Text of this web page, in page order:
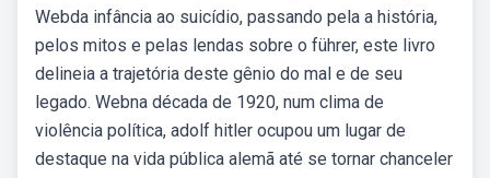
Webda infância ao suicídio, passando pela a história,
pelos mitos e pelas lendas sobre o führer, este livro
delineia a trajetória deste gênio do mal e de seu
legado. Webna década de 1920, num clima de
violência política, adolf hitler ocupou um lugar de
destaque na vida pública alemã até se tornar chanceler